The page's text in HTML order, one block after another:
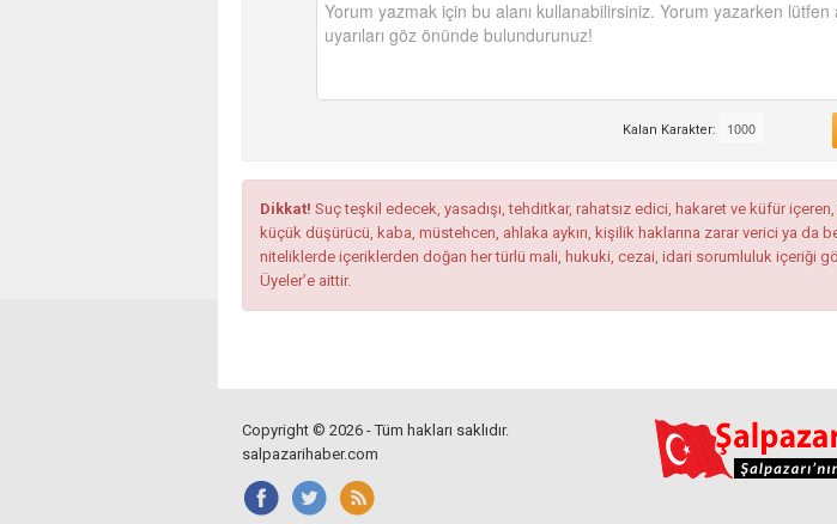
Kalan Karakter:
Dikkat! Suç teşkil edecek, yasadışı, tehditkar, rahatsız edici, hakaret ve küfür içeren,
küçük düşürücü, kaba, müstehcen, ahlaka aykırı, kişilik haklarına zarar verici ya da
niteliklerde içeriklerden doğan her türlü mali, hukuki, cezai, idari sorumluluk içeriği
Üyeler’e aittir.
Copyright © 2026 - Tüm hakları saklıdır.
salpazarihaber.com